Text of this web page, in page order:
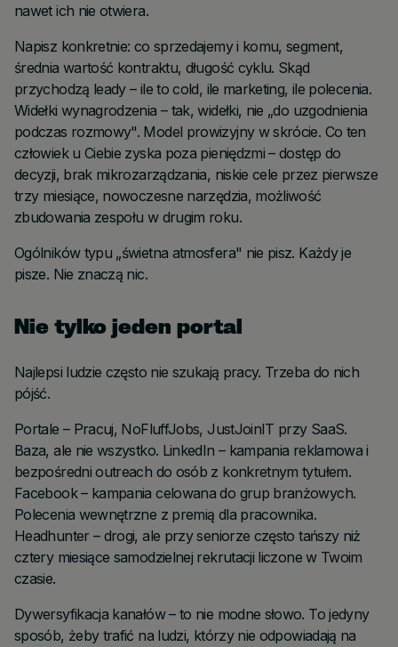
nawet ich nie otwiera.
Napisz konkretnie: co sprzedajemy i komu, segment,
średnia wartość kontraktu, długość cyklu. Skąd
przychodzą leady – ile to cold, ile marketing, ile polecenia.
Widełki wynagrodzenia – tak, widełki, nie „do uzgodnienia
podczas rozmowy". Model prowizyjny w skrócie. Co ten
człowiek u Ciebie zyska poza pieniędzmi – dostęp do
decyzji, brak mikrozarządzania, niskie cele przez pierwsze
trzy miesiące, nowoczesne narzędzia, możliwość
zbudowania zespołu w drugim roku.
Ogólników typu „świetna atmosfera" nie pisz. Każdy je
pisze. Nie znaczą nic.
Nie tylko jeden portal
Najlepsi ludzie często nie szukają pracy. Trzeba do nich
pójść.
Portale – Pracuj, NoFluffJobs, JustJoinIT przy SaaS.
Baza, ale nie wszystko. LinkedIn – kampania reklamowa i
bezpośredni outreach do osób z konkretnym tytułem.
Facebook – kampania celowana do grup branżowych.
Polecenia wewnętrzne z premią dla pracownika.
Headhunter – drogi, ale przy seniorze często tańszy niż
cztery miesiące samodzielnej rekrutacji liczone w Twoim
czasie.
Dywersyfikacja kanałów – to nie modne słowo. To jedyny
sposób, żeby trafić na ludzi, którzy nie odpowiadają na